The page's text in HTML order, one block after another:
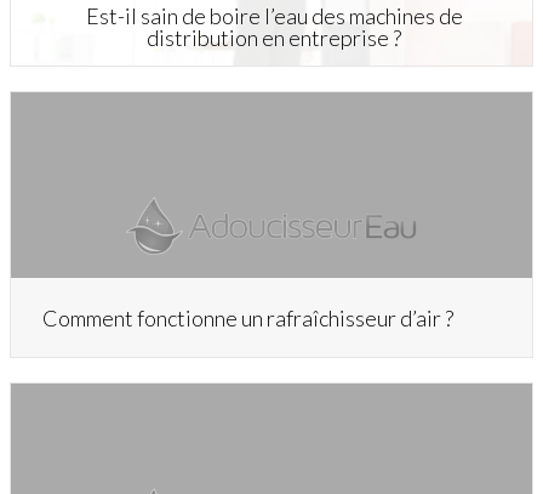
Est-il sain de boire l’eau des machines de
distribution en entreprise ?
Comment fonctionne un rafraîchisseur d’air ?